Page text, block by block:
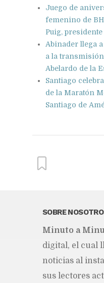
Juego de
femenino de
Puig,
Abinader llega
a la
Abelardo de la
Santiago
de la Maratón
Santiago de
From this
para
mando
Espriella
SOBRE
Mi­nu­to a
di­gi­tal, el cual
no­ti­cias al
sus lec­to­res